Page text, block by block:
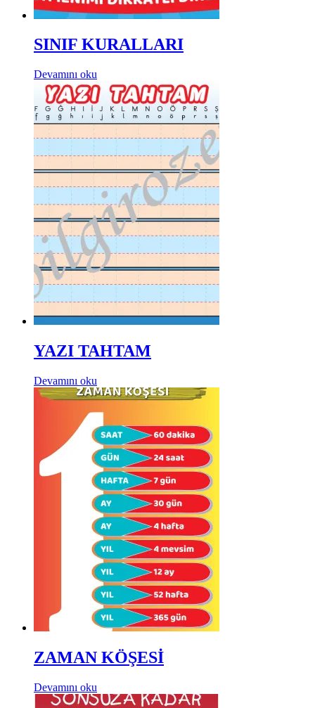
SINIF KURALLARI
Devamını oku
YAZI TAHTAM
Devamını oku
ZAMAN KÖŞESİ
Devamını oku